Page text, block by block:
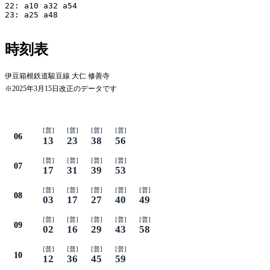
22: a10 a32 a54
23: a25 a48
時刻表
伊豆箱根鉄道駿豆線 大仁 修善寺
※2025年3月15日改正のデータです
06
[普]
13
[普]
23
[普]
38
[普]
56
07
[普]
17
[普]
31
[普]
39
[普]
53
08
[普]
03
[普]
17
[普]
27
[普]
40
[普]
49
09
[普]
02
[普]
16
[普]
29
[普]
43
[普]
58
10
[普]
12
[普]
36
[普]
45
[普]
59